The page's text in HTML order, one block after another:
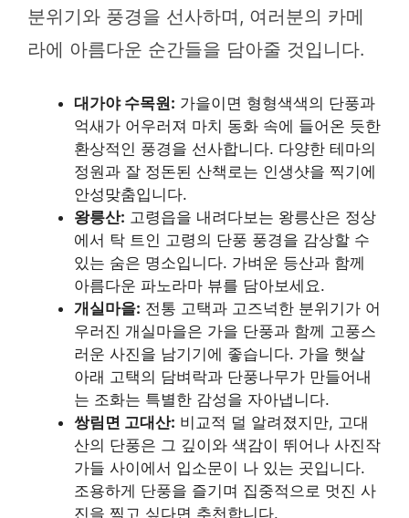
분위기와 풍경을 선사하며, 여러분의 카메
라에 아름다운 순간들을 담아줄 것입니다.
대가야 수목원: 가을이면 형형색색의 단풍과
억새가 어우러져 마치 동화 속에 들어온 듯한
환상적인 풍경을 선사합니다. 다양한 테마의
정원과 잘 정돈된 산책로는 인생샷을 찍기에
안성맞춤입니다.
왕릉산: 고령읍을 내려다보는 왕릉산은 정상
에서 탁 트인 고령의 단풍 풍경을 감상할 수
있는 숨은 명소입니다. 가벼운 등산과 함께
아름다운 파노라마 뷰를 담아보세요.
개실마을: 전통 고택과 고즈넉한 분위기가 어
우러진 개실마을은 가을 단풍과 함께 고풍스
러운 사진을 남기기에 좋습니다. 가을 햇살
아래 고택의 담벼락과 단풍나무가 만들어내
는 조화는 특별한 감성을 자아냅니다.
쌍림면 고대산: 비교적 덜 알려졌지만, 고대
산의 단풍은 그 깊이와 색감이 뛰어나 사진작
가들 사이에서 입소문이 나 있는 곳입니다.
조용하게 단풍을 즐기며 집중적으로 멋진 사
진을 찍고 싶다면 추천합니다.